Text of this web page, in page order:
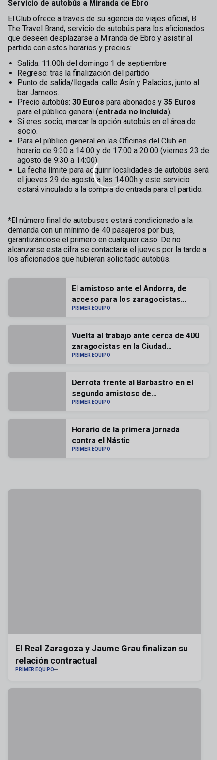
Servicio de autobús a Miranda de Ebro
El Club ofrece a través de su agencia de viajes oficial, B
The Travel Brand, servicio de autobús para los aficionados
que deseen desplazarse a Miranda de Ebro y asistir al
partido con estos horarios y precios:
Salida: 11:00h del domingo 1 de septiembre
Regreso: tras la finalización del partido
Punto de salida/llegada: calle Asín y Palacios, junto al
bar Jameos.
Precio autobús: 30 Euros para abonados y 35 Euros
para el público general (entrada no incluida).
Si eres socio, marcar la opción autobús en el área de
socio.
Para el público general en las Oficinas del Club en
horario de 9:30 a 14:00 y de 17:00 a 20:00 (viernes 23 de
agosto de 9:30 a 14:00)
La fecha límite para adquirir localidades de autobús será
el jueves 29 de agosto a las 14:00h y este servicio
estará vinculado a la compra de entrada para el partido.
*El número final de autobuses estará condicionado a la
demanda con un mínimo de 40 pasajeros por bus,
garantizándose el primero en cualquier caso. De no
alcanzarse esta cifra se contactaría el jueves por la tarde a
los aficionados que hubieran solicitado autobús.
El amistoso ante el Andorra, de
acceso para los zaragocistas
abonados
PRIMER EQUIPO
Vuelta al trabajo ante cerca de 400
zaragocistas en la Ciudad
Deportiva
PRIMER EQUIPO
Derrota frente al Barbastro en el
segundo amistoso de
pretemporada (1-2)
PRIMER EQUIPO
Horario de la primera jornada
contra el Nástic
PRIMER EQUIPO
El Real Zaragoza y Jaume Grau finalizan su
relación contractual
PRIMER EQUIPO